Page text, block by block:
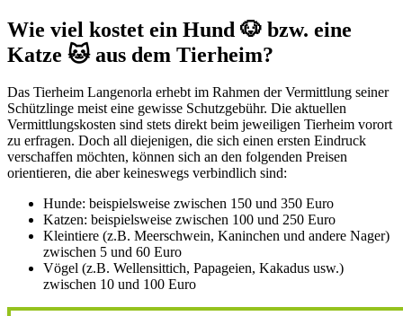
Wie viel kostet ein Hund 🐶 bzw. eine
Katze 🐱 aus dem Tierheim?
Das Tierheim Langenorla erhebt im Rahmen der Vermittlung seiner
Schützlinge meist eine gewisse Schutzgebühr. Die aktuellen
Vermittlungskosten sind stets direkt beim jeweiligen Tierheim vorort
zu erfragen. Doch all diejenigen, die sich einen ersten Eindruck
verschaffen möchten, können sich an den folgenden Preisen
orientieren, die aber keineswegs verbindlich sind:
Hunde: beispielsweise zwischen 150 und 350 Euro
Katzen: beispielsweise zwischen 100 und 250 Euro
Kleintiere (z.B. Meerschwein, Kaninchen und andere Nager)
zwischen 5 und 60 Euro
Vögel (z.B. Wellensittich, Papageien, Kakadus usw.)
zwischen 10 und 100 Euro